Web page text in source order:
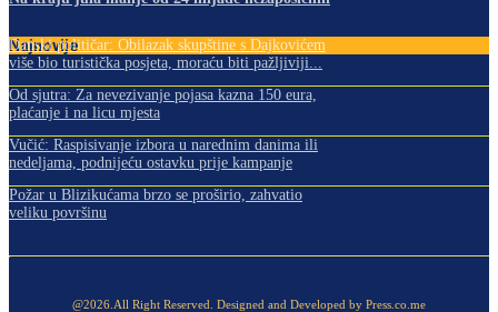
Najnovije
Danski političar: Obilazak skupštine s Dajkovićem
više bio turistička posjeta, moraću biti pažljiviji...
Od sjutra: Za nevezivanje pojasa kazna 150 eura,
plaćanje i na licu mjesta
Vučić: Raspisivanje izbora u narednim danima ili
nedeljama, podnijeću ostavku prije kampanje
Požar u Blizikućama brzo se proširio, zahvatio
veliku površinu
@2026.All Right Reserved. Designed and Developed by Press.co.me